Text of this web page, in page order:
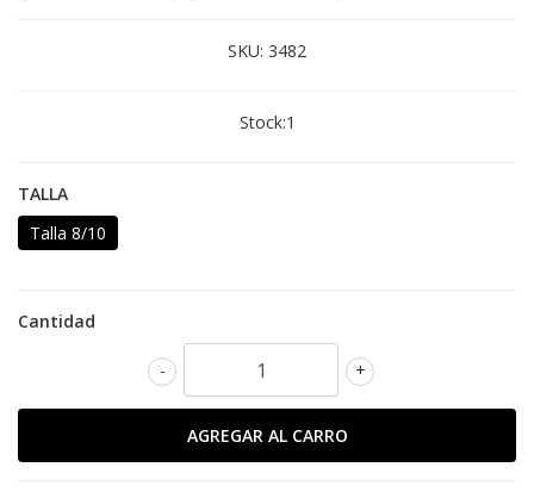
SKU: 3482
Stock:1
TALLA
Talla 8/10
Cantidad
+
-